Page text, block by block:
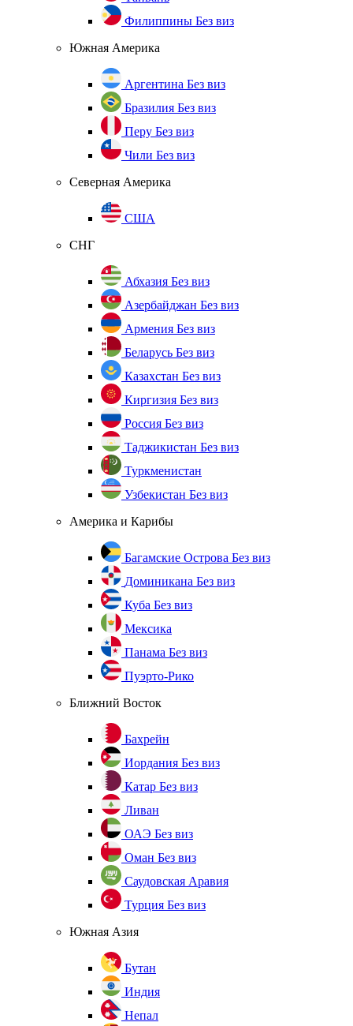
Филиппины Без виз
Южная Америка
Аргентина Без виз
Бразилия Без виз
Перу Без виз
Чили Без виз
Северная Америка
США
СНГ
Абхазия Без виз
Азербайджан Без виз
Армения Без виз
Беларусь Без виз
Казахстан Без виз
Киргизия Без виз
Россия Без виз
Таджикистан Без виз
Туркменистан
Узбекистан Без виз
Америка и Карибы
Багамские Острова Без виз
Доминикана Без виз
Куба Без виз
Мексика
Панама Без виз
Пуэрто-Рико
Ближний Восток
Бахрейн
Иордания Без виз
Катар Без виз
Ливан
ОАЭ Без виз
Оман Без виз
Саудовская Аравия
Турция Без виз
Южная Азия
Бутан
Индия
Непал